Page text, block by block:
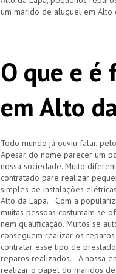
um marido de aluguel em Alto
O que e
em Alto
Todo mundo já ouviu falar,
Apesar do nome parecer um
nossa sociedade. Muito
contratado pare realizar
simples de instalações
Alto da Lapa. Com a
muitas pessoas costumam se
nem qualificação. Muitos se
conseguem realizar os
contratar esse tipo de
reparos realizados. A nossa
realizar o papel do maridos